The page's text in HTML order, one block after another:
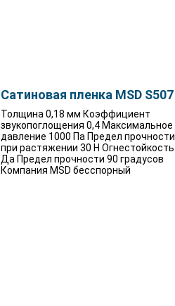
Сатиновая пленка MSD S507
Толщина 0,18 мм Коэффициент
звукопоглощения 0,4 Максимальное
давление 1000 Па Предел прочности
при растяжении 30 Н Огнестойкость
Да Предел прочности 90 градусов
Компания MSD бесспорный